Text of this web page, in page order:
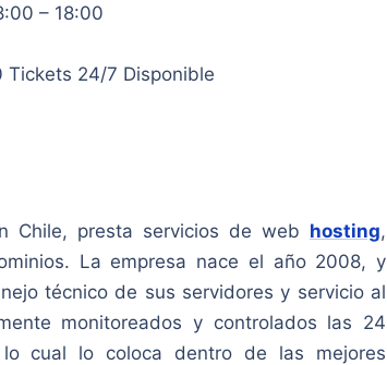
– 18:00
Tickets 24/7 Disponible
Chile, presta servicios de web hosting,
La empresa nace el año 2008, y
técnico de sus servidores y servicio al
monitoreados y controlados las 24
cual lo coloca dentro de las mejores